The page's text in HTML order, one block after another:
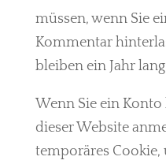
müssen, wenn Sie
Kommentar
bleiben ein Jahr
Wenn Sie ein
dieser Website
temporäres